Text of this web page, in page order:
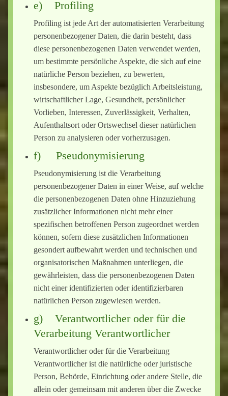
e) Profiling
Profiling ist jede Art der automatisierten Verarbeitung
personenbezogener Daten, die darin besteht, dass
diese personenbezogenen Daten verwendet werden,
um bestimmte persönliche Aspekte, die sich auf eine
natürliche Person beziehen, zu bewerten,
insbesondere, um Aspekte bezüglich Arbeitsleistung,
wirtschaftlicher Lage, Gesundheit, persönlicher
Vorlieben, Interessen, Zuverlässigkeit, Verhalten,
Aufenthaltsort oder Ortswechsel dieser natürlichen
Person zu analysieren oder vorherzusagen.
f) Pseudonymisierung
Pseudonymisierung ist die Verarbeitung
personenbezogener Daten in einer Weise, auf welche
die personenbezogenen Daten ohne Hinzuziehung
zusätzlicher Informationen nicht mehr einer
spezifischen betroffenen Person zugeordnet werden
können, sofern diese zusätzlichen Informationen
gesondert aufbewahrt werden und technischen und
organisatorischen Maßnahmen unterliegen, die
gewährleisten, dass die personenbezogenen Daten
nicht einer identifizierten oder identifizierbaren
natürlichen Person zugewiesen werden.
g) Verantwortlicher oder für die
Verarbeitung Verantwortlicher
Verantwortlicher oder für die Verarbeitung
Verantwortlicher ist die natürliche oder juristische
Person, Behörde, Einrichtung oder andere Stelle, die
allein oder gemeinsam mit anderen über die Zwecke